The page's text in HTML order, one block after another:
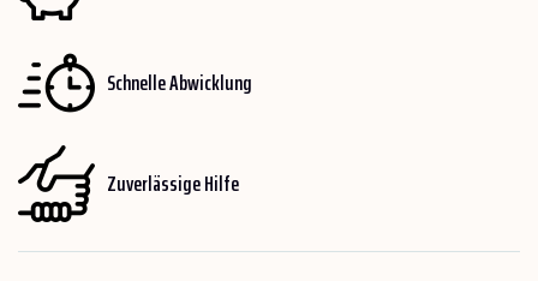
Schnelle Abwicklung
Zuverlässige Hilfe